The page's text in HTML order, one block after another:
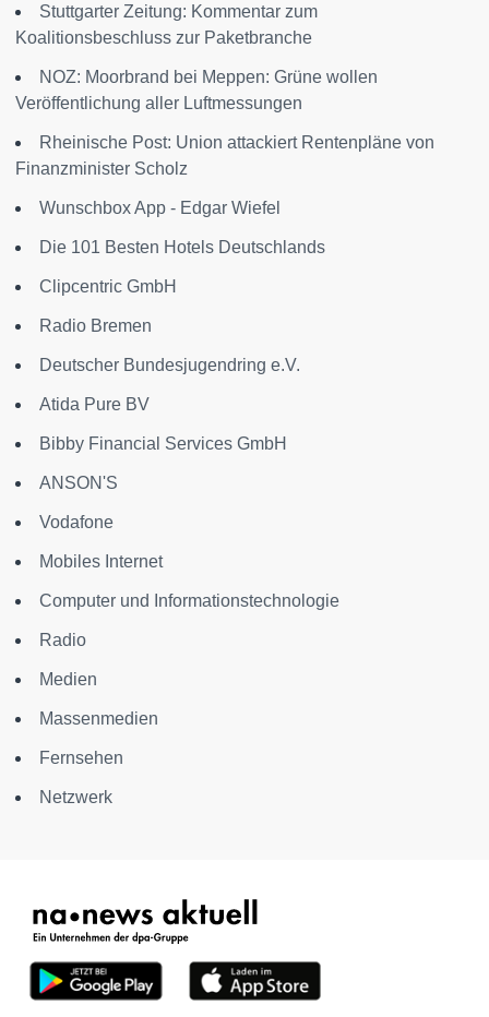
Stuttgarter Zeitung: Kommentar zum
Koalitionsbeschluss zur Paketbranche
NOZ: Moorbrand bei Meppen: Grüne wollen
Veröffentlichung aller Luftmessungen
Rheinische Post: Union attackiert Rentenpläne von
Finanzminister Scholz
Wunschbox App - Edgar Wiefel
Die 101 Besten Hotels Deutschlands
Clipcentric GmbH
Radio Bremen
Deutscher Bundesjugendring e.V.
Atida Pure BV
Bibby Financial Services GmbH
ANSON'S
Vodafone
Mobiles Internet
Computer und Informationstechnologie
Radio
Medien
Massenmedien
Fernsehen
Netzwerk